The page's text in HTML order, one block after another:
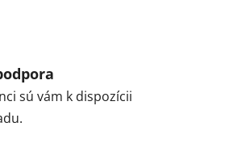
sú vám k dispozícii